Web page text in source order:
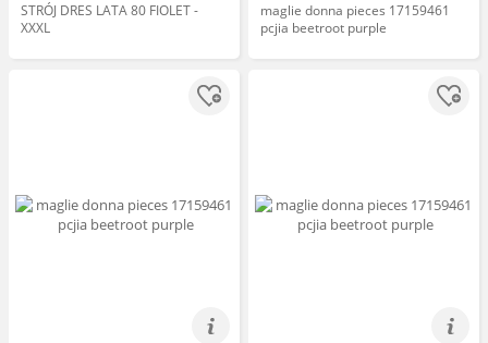
STRÓJ DRES LATA 80 FIOLET -
XXXL
maglie donna pieces 17159461
pcjia beetroot purple